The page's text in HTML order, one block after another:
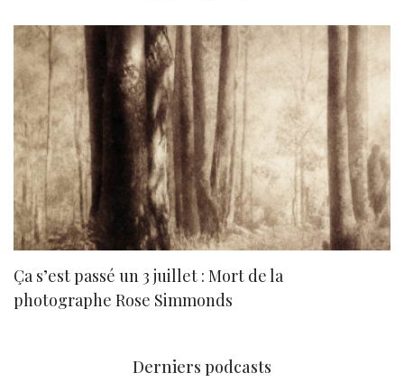
Ça s’est passé un 3 juillet : Mort de la
photographe Rose Simmonds
Derniers podcasts